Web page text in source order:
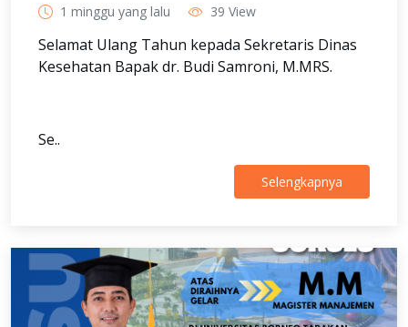
1 minggu yang lalu 39 View
Selamat Ulang Tahun kepada Sekretaris Dinas
Kesehatan Bapak dr. Budi Samroni, M.MRS.
Se..
Selengkapnya